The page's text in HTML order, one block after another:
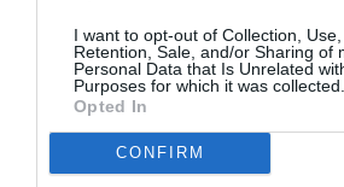
I want to opt-out of Collection, Use,
Retention, Sale, and/or Sharing of
Personal Data that Is Unrelated
Purposes for which it was collected.
Opted In
CONFIRM
Δείτε το trailer του Good Time